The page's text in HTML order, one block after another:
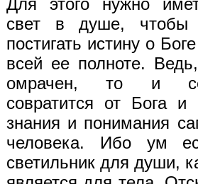
свет в душе,
постигать истину о
всей ее полноте.
омрачен, то и
совратится от Бога
знания и понимания
человека. Ибо ум
светильник для души,